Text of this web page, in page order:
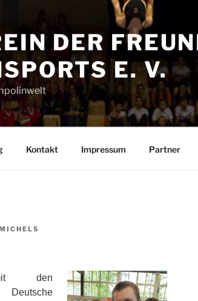
DER
E. V.
Kontakt Impressum Partner
den
Deutsche